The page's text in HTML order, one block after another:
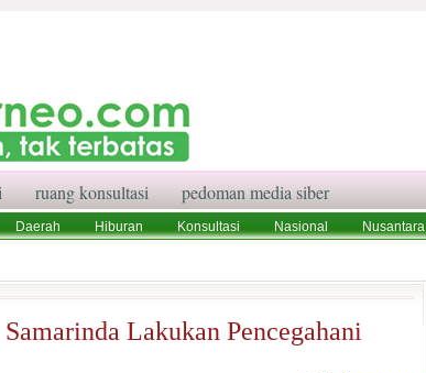
ruang konsultasi pedoman media siber
Daerah Hiburan Konsultasi Nasional Nusantara
Lakukan Pencegahani